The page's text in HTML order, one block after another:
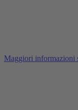
Maggiori informazioni